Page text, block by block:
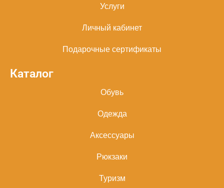
Услуги
Личный кабинет
Подарочные сертификаты
Каталог
Обувь
Одежда
Аксессуары
Рюкзаки
Туризм